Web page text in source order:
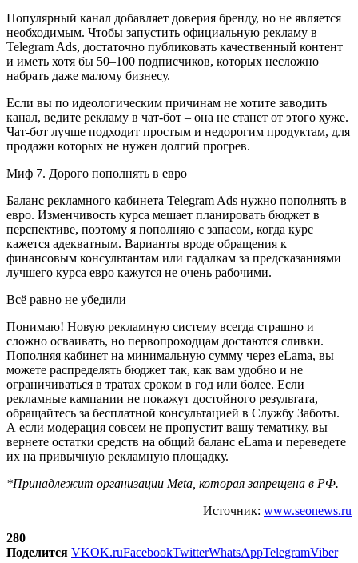
Популярный канал добавляет доверия бренду, но не является
необходимым. Чтобы запустить официальную рекламу в
Telegram Ads, достаточно публиковать качественный контент
и иметь хотя бы 50–100 подписчиков, которых несложно
набрать даже малому бизнесу.
Если вы по идеологическим причинам не хотите заводить
канал, ведите рекламу в чат-бот – она не станет от этого хуже.
Чат-бот лучше подходит простым и недорогим продуктам, для
продажи которых не нужен долгий прогрев.
Миф 7. Дорого пополнять в евро
Баланс рекламного кабинета Telegram Ads нужно пополнять в
евро. Изменчивость курса мешает планировать бюджет в
перспективе, поэтому я пополняю с запасом, когда курс
кажется адекватным. Варианты вроде обращения к
финансовым консультантам или гадалкам за предсказаниями
лучшего курса евро кажутся не очень рабочими.
Всё равно не убедили
Понимаю! Новую рекламную систему всегда страшно и
сложно осваивать, но первопроходцам достаются сливки.
Пополняя кабинет на минимальную сумму через eLama, вы
можете распределять бюджет так, как вам удобно и не
ограничиваться в тратах сроком в год или более. Если
рекламные кампании не покажут достойного результата,
обращайтесь за бесплатной консультацией в Службу Заботы.
А если модерация совсем не пропустит вашу тематику, вы
вернете остатки средств на общий баланс eLama и переведете
их на привычную рекламную площадку.
*Принадлежит организации Meta, которая запрещена в РФ.
Источник: www.seonews.ru
280
Поделится VKOK.ruFacebookTwitterWhatsAppTelegramViber